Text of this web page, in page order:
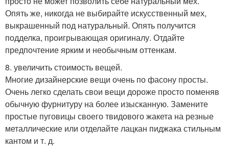
Опять же, никогда не выбирайте искусственный мех,
выкрашенный под натуральный. Опять получится
подделка, проигрывающая оригиналу. Отдайте
предпочтение ярким и необычным оттенкам.
8. увеличить стоимость вещей.
Многие дизайнерские вещи очень по фасону просты.
Очень легко сделать свои вещи дороже просто поменяв
обычную фурнитуру на более изысканную. Замените
простые пуговицы своего твидового жакета на резные
металлические или отделайте лацкан пиджака стильным
кантом и т. д.